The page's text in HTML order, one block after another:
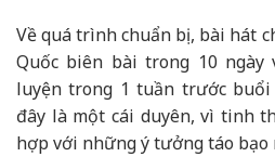
Về quá trình chuẩn bị, bài hát
Quốc biên bài trong 10
luyện trong 1 tuần trước
đây là một cái duyên, vì tinh
hợp với những ý tưởng táo bạo